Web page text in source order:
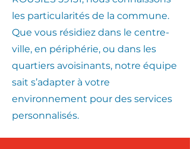
les particularités de la commune.
Que vous résidiez dans le centre-
ville, en périphérie, ou dans les
quartiers avoisinants, notre équipe
sait s’adapter à votre
environnement pour des services
personnalisés.